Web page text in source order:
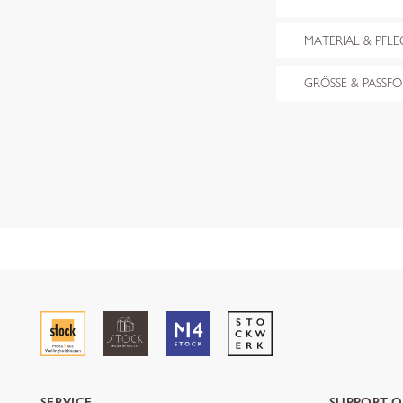
MATERIAL &
GRÖSSE &